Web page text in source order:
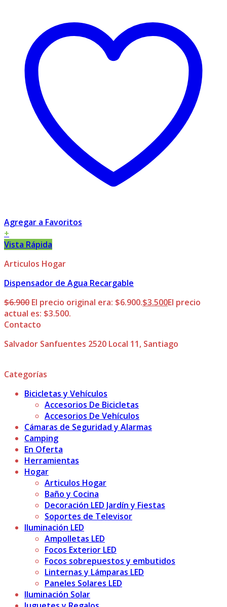
Agregar a Favoritos
+
Vista Rápida
Articulos Hogar
Dispensador de Agua Recargable
$6.900 El precio original era: $6.900.$3.500El precio
actual es: $3.500.
Contacto
Salvador Sanfuentes 2520 Local 11, Santiago
Categorías
Bicicletas y Vehículos
Accesorios De Bicicletas
Accesorios De Vehículos
Cámaras de Seguridad y Alarmas
Camping
En Oferta
Herramientas
Hogar
Articulos Hogar
Baño y Cocina
Decoración LED Jardín y Fiestas
Soportes de Televisor
Iluminación LED
Ampolletas LED
Focos Exterior LED
Focos sobrepuestos y embutidos
Linternas y Lámparas LED
Paneles Solares LED
Iluminación Solar